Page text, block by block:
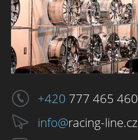
+420 777 465 460
info@racing-line.cz